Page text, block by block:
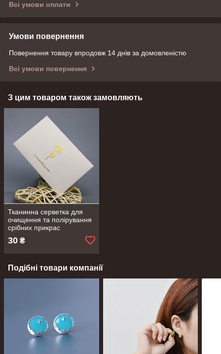
Всі умови оплати
Умови повернення
Повернення товару впродовж 14 днів за домовленістю
Всі умови повернення
З цим товаром також замовляють
Тканинна серветка для
очищення та полірування
срібних прикрас
30 ₴
Подібні товари компанії